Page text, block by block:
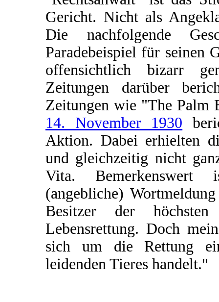
Gericht. Nicht als
Die nachfolgende
Paradebeispiel für seinen
offensichtlich bizarr
Zeitungen darüber
Zeitungen wie "The Palm
14. November 1930
Aktion. Dabei erhielten
und gleichzeitig nicht
Vita. Bemerkenswert
(angebliche)
Besitzer der
Lebensrettung. Doch
sich um die Rettung
leidenden Tieres handelt."